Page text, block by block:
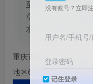
至15日10:00，江北
章、可乐小镇、新
水14小时，请提前储
重庆市城市供节水事务
地区6月14日停水信息
没有账号？立即
用户名/手机号
登录密码
记住登录